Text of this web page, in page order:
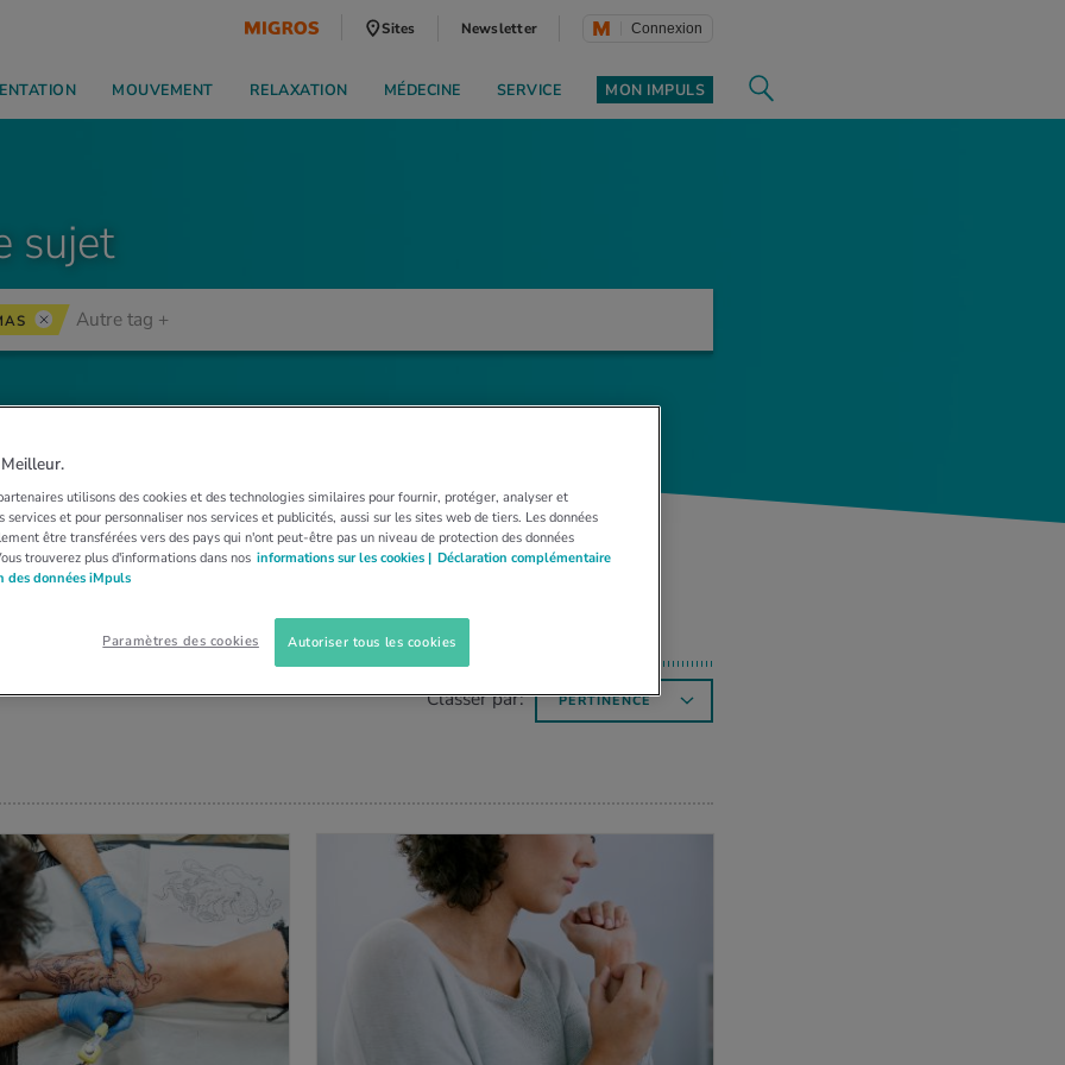
Sites Newsletter Connexion
MOUVEMENT RELAXATION MÉDECINE SERVICE MON IMPULS
sujet
Classer par: PERTINENCE
utilisons des cookies et des technologies similaires pour fournir, protéger, analyser et
services et pour personnaliser nos services et publicités, aussi sur les sites web de tiers. Les données
être transférées vers des pays qui n'ont peut-être pas un niveau de protection des données
trouverez plus d'informations dans nos informations sur les cookies | Déclaration complémentaire
des données iMpuls
Paramètres des cookies Autoriser tous les cookies